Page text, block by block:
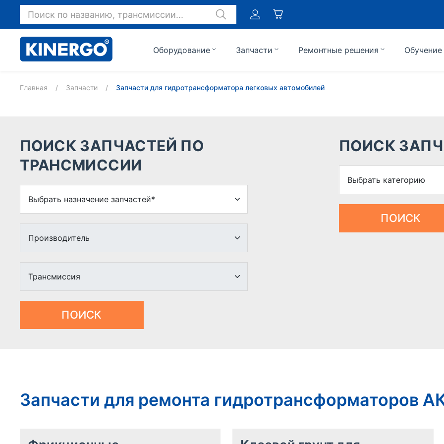
Поиск по названию, трансмиссии...
Оборудование Запчасти Ремонтные решения Обучение
Главная / Запчасти / Запчасти для гидротрансформатора легковых автомобилей
ПОИСК ЗАПЧАСТЕЙ ПО
ТРАНСМИССИИ
ПОИСК
ПОИСК
ПОИСК
Запчасти для ремонта гидротрансформаторов